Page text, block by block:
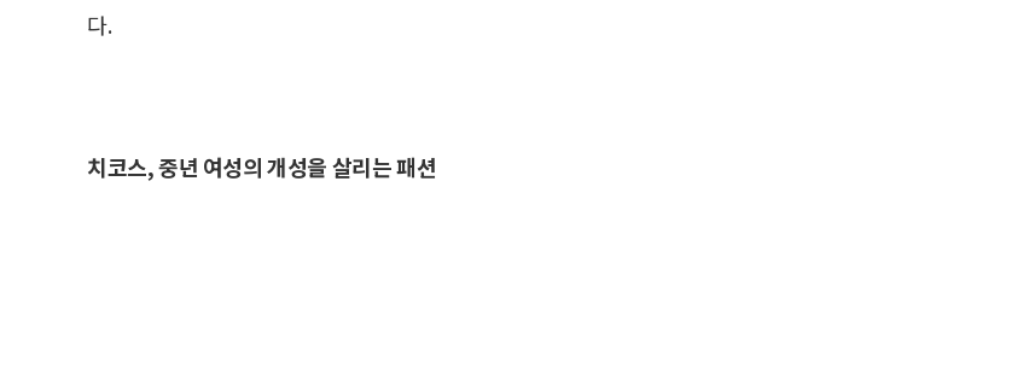
다.
치코스, 중년 여성의 개성을 살리는 패션